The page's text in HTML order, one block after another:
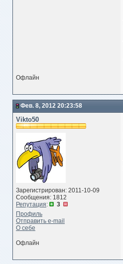
Офлайн
Фев. 8, 2012 20:23:58
Vikto50
Зарегистрирован: 2011-10-09
Сообщения: 1812
Репутация:
3
Профиль
Отправить e-mail
О себе
Офлайн